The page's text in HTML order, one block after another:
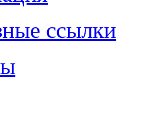
ссылки